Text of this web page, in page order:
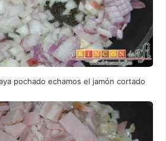
pochado echamos el jamón cortado